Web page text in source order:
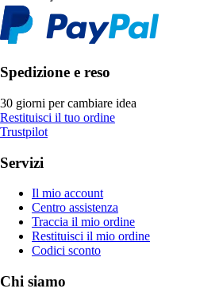
Spedizione e reso
30 giorni per cambiare idea
Restituisci il tuo ordine
Trustpilot
Servizi
Il mio account
Centro assistenza
Traccia il mio ordine
Restituisci il mio ordine
Codici sconto
Chi siamo